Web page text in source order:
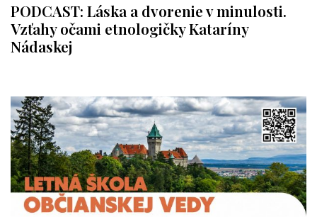
PODCAST: Láska a dvorenie v minulosti.
Vzťahy očami etnologičky Kataríny
Nádaskej